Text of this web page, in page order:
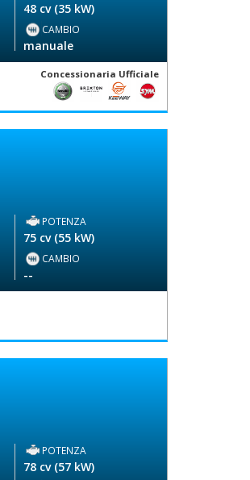
48 cv (35 kW)
CAMBIO
manuale
Concessionaria Ufficiale
POTENZA
75 cv (55 kW)
CAMBIO
--
POTENZA
78 cv (57 kW)